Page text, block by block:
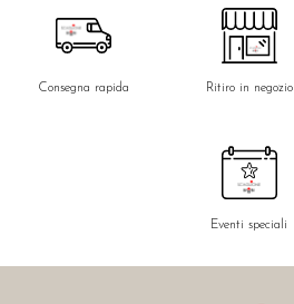
Consegna rapida Ritiro in negozio
Eventi speciali